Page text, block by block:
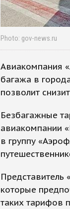
Photo: gov-news.ru
Авиакомпания
багажа в
позволит
Безбагажные
авиакомпании
в группу
Представитель
которые
таких тарифов